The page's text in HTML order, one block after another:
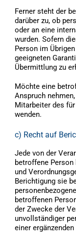
Ferner steht der
darüber zu, ob
oder an eine
wurden. Sofern
Person im
geeigneten
Übermittlung zu
Möchte eine
Anspruch
Mitarbeiter des
wenden.
c) Recht auf
Jede von der
betroffene
und
Berichtigung sie
betroffenen
der Zwecke der
unvollständiger
einer